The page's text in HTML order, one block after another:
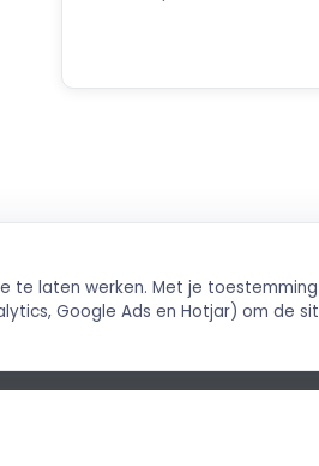
betalen
via Stripe
te laten werken. Met je
Google Ads en Hotjar) om de